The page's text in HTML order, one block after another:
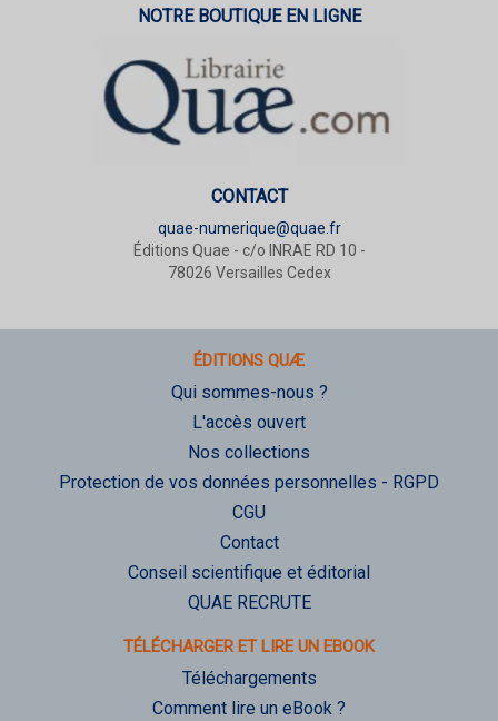
NOTRE BOUTIQUE EN LIGNE
CONTACT
quae-numerique@quae.fr
Éditions Quae - c/o INRAE RD 10 -
78026 Versailles Cedex
ÉDITIONS QUÆ
Qui sommes-nous ?
L'accès ouvert
Nos collections
Protection de vos données personnelles - RGPD
CGU
Contact
Conseil scientifique et éditorial
QUAE RECRUTE
TÉLÉCHARGER ET LIRE UN EBOOK
Téléchargements
Comment lire un eBook ?